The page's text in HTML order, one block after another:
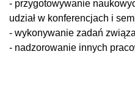
- przygotowywanie
udział w konferencjach i
- wykonywanie zadań
- nadzorowanie innych